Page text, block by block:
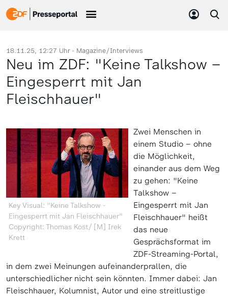
18.11.25, 12:27 Uhr - Magazine/Interviews
Neu im ZDF: "Keine Talkshow –
Eingesperrt mit Jan
Fleischhauer"
Key Visual: "Keine Talkshow -
Eingesperrt mit Jan Fleischhauer"
Copyright: Thomas Kost/ [M] Irek
Krett
Zwei Menschen in
einem Studio – ohne
die Möglichkeit,
einander aus dem Weg
zu gehen: "Keine
Talkshow –
Eingesperrt mit Jan
Fleischhauer" heißt
das neue
Gesprächsformat im
ZDF-Streaming-Portal,
in dem zwei Meinungen aufeinanderprallen, die
unterschiedlicher nicht sein könnten. Immer dabei: Jan
Fleischhauer, Kolumnist, Autor und eine streitlustige